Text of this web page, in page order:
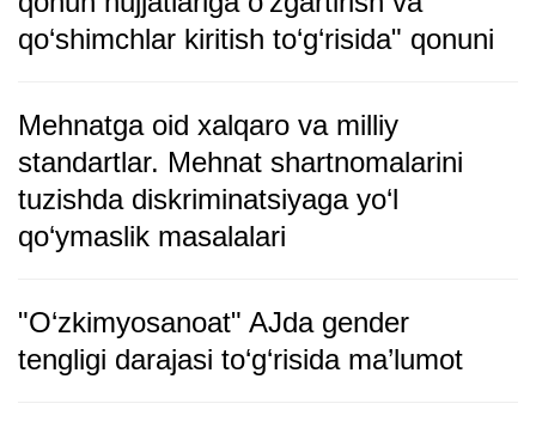
qo‘shimchlar kiritish to‘g‘risida" qonuni
Mehnatga oid xalqaro va milliy
standartlar. Mehnat shartnomalarini
tuzishda diskriminatsiyaga yo‘l
qo‘ymaslik masalalari
"O‘zkimyosanoat" AJda gender
tengligi darajasi to‘g‘risida ma’lumot